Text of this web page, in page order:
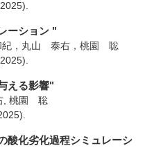
ーション "
，丸山 泰右，桃園 聡
える影響"
, 桃園 聡
酸化劣化過程シミュレーシ